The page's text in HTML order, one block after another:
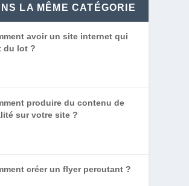
LA MÊME CATÉGORIE
avoir un site internet qui
du lot ?
produire du contenu de
sur votre site ?
créer un flyer percutant ?